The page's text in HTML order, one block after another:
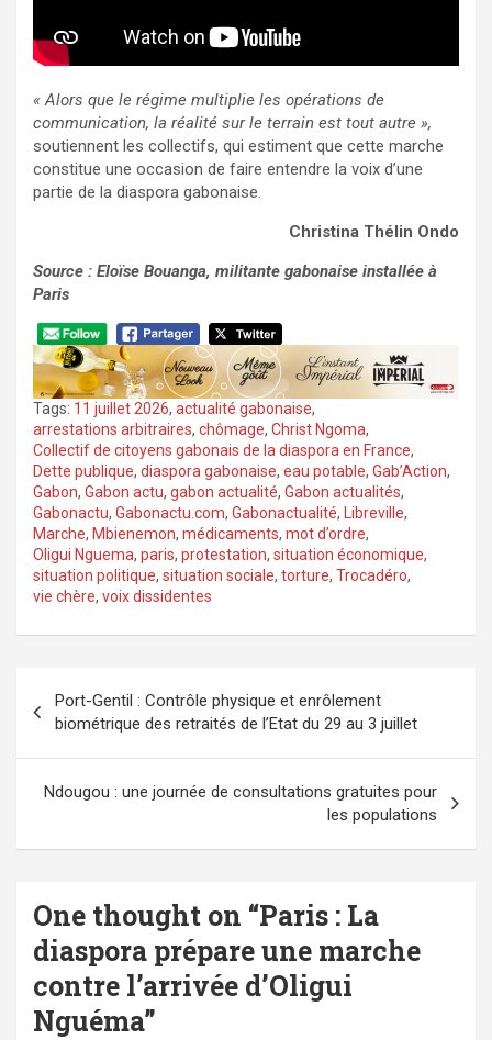
« Alors que le régime multiplie les opérations de
communication, la réalité sur le terrain est tout autre »,
soutiennent les collectifs, qui estiment que cette marche
constitue une occasion de faire entendre la voix d’une
partie de la diaspora gabonaise.
Christina Thélin Ondo
Source : Eloïse Bouanga, militante gabonaise installée à
Paris
Tags: 11 juillet 2026, actualité gabonaise,
arrestations arbitraires, chômage, Christ Ngoma,
Collectif de citoyens gabonais de la diaspora en France,
Dette publique, diaspora gabonaise, eau potable, Gab’Action,
Gabon, Gabon actu, gabon actualité, Gabon actualités,
Gabonactu, Gabonactu.com, Gabonactualité, Libreville,
Marche, Mbienemon, médicaments, mot d’ordre,
Oligui Nguema, paris, protestation, situation économique,
situation politique, situation sociale, torture, Trocadéro,
vie chère, voix dissidentes
de
l’article
Port-Gentil : Contrôle physique et enrôlement
biométrique des retraités de l’Etat du 29 au 3 juillet
Ndougou : une journée de consultations gratuites pour
les populations
One thought on “Paris : La
diaspora prépare une marche
contre l’arrivée d’Oligui
Nguéma”